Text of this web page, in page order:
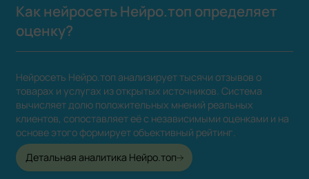
Как нейросеть Нейро.топ определяет
оценку?
Нейросеть Нейро.топ анализирует тысячи отзывов о
товарах и услугах из открытых источников. Система
вычисляет долю положительных мнений реальных
клиентов, сопоставляет её с независимыми оценками и на
основе этого формирует объективный рейтинг.
Детальная аналитика Нейро.топ